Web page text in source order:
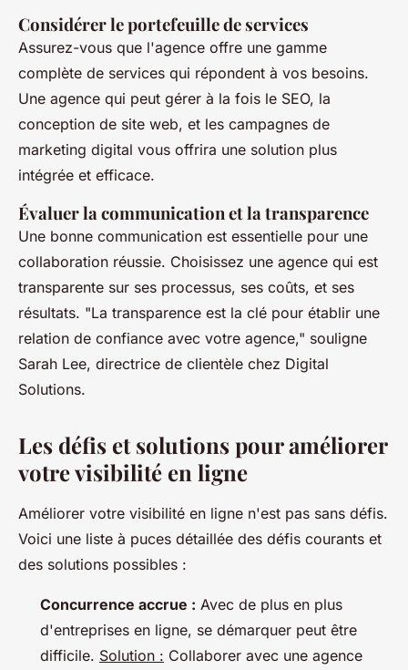
Considérer le portefeuille de services
Assurez-vous que l'agence offre une gamme
complète de services qui répondent à vos besoins.
Une agence qui peut gérer à la fois le SEO, la
conception de site web, et les campagnes de
marketing digital vous offrira une solution plus
intégrée et efficace.
Évaluer la communication et la transparence
Une bonne communication est essentielle pour une
collaboration réussie. Choisissez une agence qui est
transparente sur ses processus, ses coûts, et ses
résultats. "La transparence est la clé pour établir une
relation de confiance avec votre agence," souligne
Sarah Lee, directrice de clientèle chez Digital
Solutions.
Les défis et solutions pour améliorer
votre visibilité en ligne
Améliorer votre visibilité en ligne n'est pas sans défis.
Voici une liste à puces détaillée des défis courants et
des solutions possibles :
Concurrence accrue : Avec de plus en plus
d'entreprises en ligne, se démarquer peut être
difficile. Solution : Collaborer avec une agence